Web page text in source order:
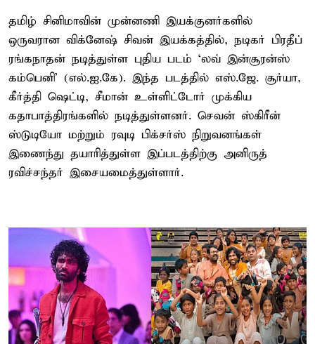
தமிழ் சினிமாவின் முன்னணி இயக்குனர்களில்
ஒருவரான விக்னேஷ் சிவன் இயக்கத்தில், நடிகர் பிரதீப்
ரங்கநாதன் நடித்துள்ள புதிய படம் ‘லவ் இன்சூரன்ஸ்
கம்பெனி’ (எல்.ஐ.கே). இந்த படத்தில் எஸ்.ஜே. சூர்யா,
கீர்த்தி ஷெட்டி, சீமான் உள்ளிட்டோர் முக்கிய
கதாபாத்திரங்களில் நடித்துள்ளனர். செவன் ஸ்கிரீன்
ஸ்டுடியோ மற்றும் ரவுடி பிக்சர்ஸ் நிறுவனங்கள்
இணைந்து தயாரித்துள்ள இப்படத்திற்கு அனிருத்
ரவிச்சந்தர் இசையமைத்துள்ளார்.